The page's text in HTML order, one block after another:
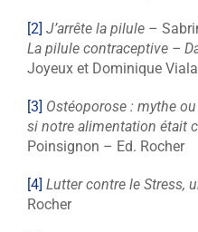
[2] J’arrête la pilule –
La pilule contraceptive –
Joyeux et Dominique
[3] Ostéoporose : mythe
si notre alimentation était
Poinsignon – Ed. Rocher
[4] Lutter contre le Stress,
Rocher